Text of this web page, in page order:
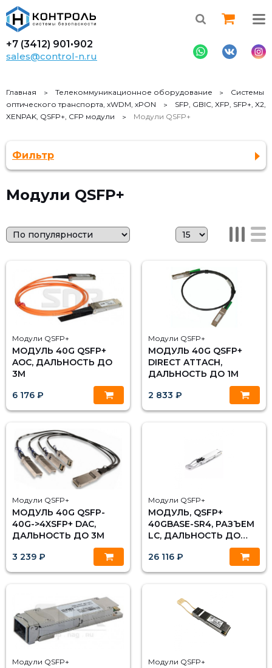
+7 (3412) 901•902
sales@control-n.ru
Главная Телекоммуникационное оборудование
Системы
оптического транспорта, xWDM, xPON
SFP, GBIC, XFP, SFP+, X2,
XENPAK, QSFP+, CFP модули
Модули QSFP+
Модули QSFP+
Модули QSFP+
МОДУЛЬ 40G QSFP+
AOC, ДАЛЬНОСТЬ ДО
3М
6 176 ₽
Модули QSFP+
МОДУЛЬ 40G QSFP+
DIRECT ATTACH,
ДАЛЬНОСТЬ ДО 1М
2 833 ₽
Модули QSFP+
МОДУЛЬ 40G QSFP-
40G->4XSFP+ DAC,
ДАЛЬНОСТЬ ДО 3М
3 239 ₽
Модули QSFP+
МОДУЛЬ, QSFP+
40GBASE-SR4, РАЗЪЕМ
LC, ДАЛЬНОСТЬ ДО
26 116 ₽
Модули QSFP+ Модули QSFP+
Фильтр